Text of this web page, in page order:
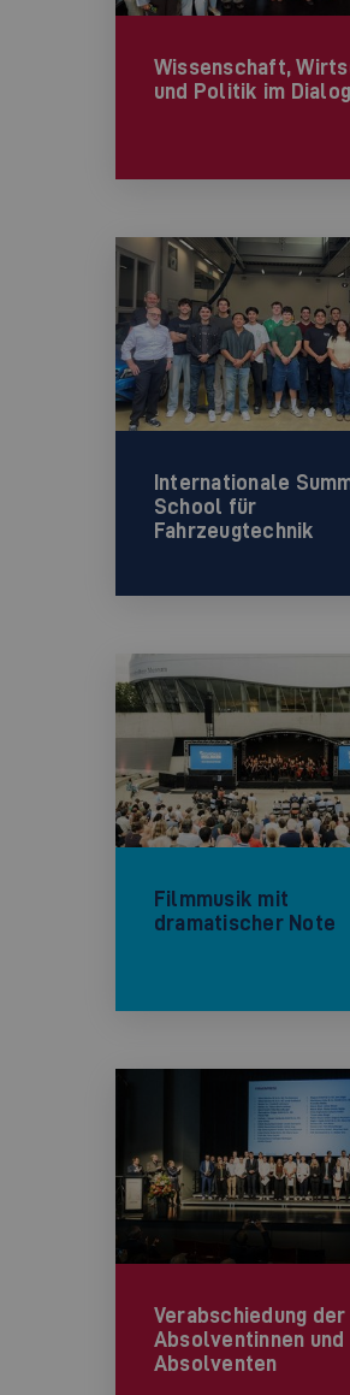
Wissenschaft,
und Politik im Dialog
Internationale
School für
Fahrzeugtechnik
Filmmusik mit
dramatischer Note
Verabschiedung der
Absolventinnen und
Absolventen